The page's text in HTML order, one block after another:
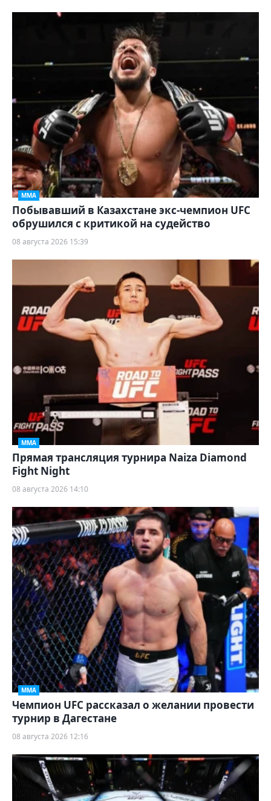
ММА
Побывавший в Казахстане экс-чемпион UFC
обрушился с критикой на судейство
08 августа 2026 15:39
ММА
Прямая трансляция турнира Naiza Diamond
Fight Night
08 августа 2026 14:10
ММА
Чемпион UFC рассказал о желании провести
турнир в Дагестане
08 августа 2026 12:16